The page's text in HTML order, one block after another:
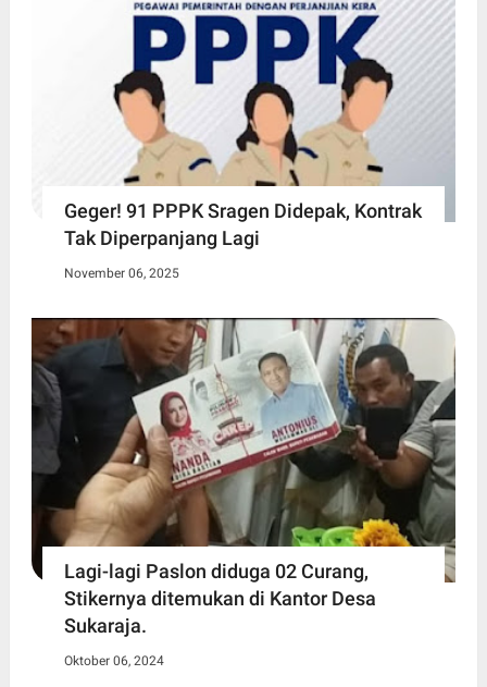
Geger! 91 PPPK Sragen Didepak, Kontrak
Tak Diperpanjang Lagi
November 06, 2025
Lagi-lagi Paslon diduga 02 Curang,
Stikernya ditemukan di Kantor Desa
Sukaraja.
Oktober 06, 2024